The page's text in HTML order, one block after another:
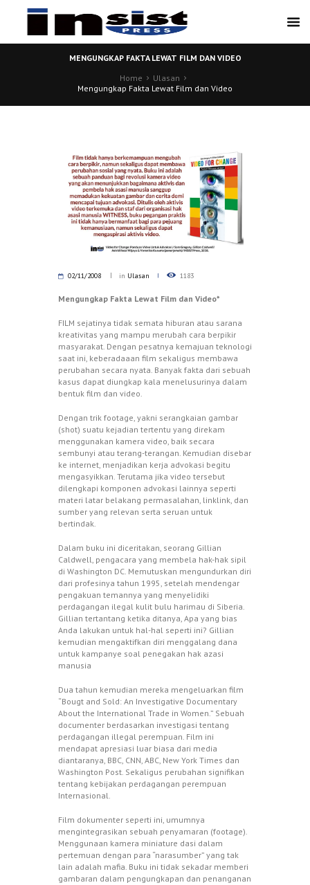
MENGUNGKAP FAKTA LEWAT FILM DAN VIDEO
Home
Ulasan
Mengungkap Fakta Lewat Film dan Video
02/11/2008 in Ulasan 1183
Mengungkap Fakta Lewat Film dan Video*
FILM sejatinya tidak semata hiburan atau sarana
kreativitas yang mampu merubah cara berpikir
masyarakat. Dengan pesatnya kemajuan teknologi
saat ini, keberadaaan film sekaligus membawa
perubahan secara nyata. Banyak fakta dari sebuah
kasus dapat diungkap kala menelusurinya dalam
bentuk film dan video.
Dengan trik footage, yakni serangkaian gambar
(shot) suatu kejadian tertentu yang direkam
menggunakan kamera video, baik secara
sembunyi atau terang-terangan. Kemudian disebar
ke internet, menjadikan kerja advokasi begitu
mengasyikkan. Terutama jika video tersebut
dilengkapi komponen advokasi lainnya seperti
materi latar belakang permasalahan, linklink, dan
sumber yang relevan serta seruan untuk
bertindak.
Dalam buku ini diceritakan, seorang Gillian
Caldwell, pengacara yang membela hak-hak sipil
di Washington DC. Memutuskan mengundurkan diri
dari profesinya tahun 1995, setelah mendengar
pengakuan temannya yang menyelidiki
perdagangan ilegal kulit bulu harimau di Siberia.
Gillian tertantang ketika ditanya, Apa yang bias
Anda lakukan untuk hal-hal seperti ini? Gillian
kemudian mengaktifkan diri menggalang dana
untuk kampanye soal penegakan hak azasi
manusia
Dua tahun kemudian mereka mengeluarkan film
“Bougt and Sold: An Investigative Documentary
About the International Trade in Women.” Sebuah
documenter berdasarkan investigasi tentang
perdagangan illegal perempuan. Film ini
mendapat apresiasi luar biasa dari media
diantaranya, BBC, CNN, ABC, New York Times dan
Washington Post. Sekaligus perubahan signifikan
tentang kebijakan perdagangan perempuan
Internasional.
Film dokumenter seperti ini, umumnya
mengintegrasikan sebuah penyamaran (footage).
Menggunaan kamera miniature dasi dalam
pertemuan dengan para “narasumber” yang tak
lain adalah mafia. Buku ini tidak sekadar memberi
gambaran dalam pengungkapan dan penanganan